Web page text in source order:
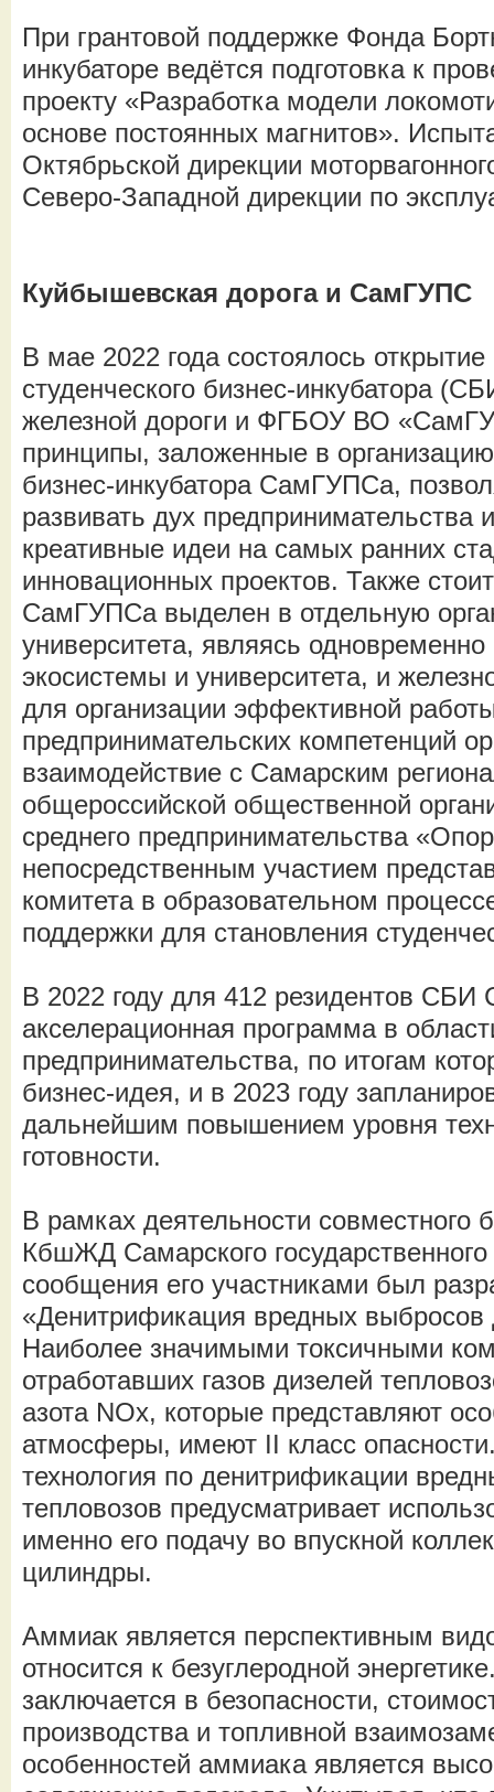
При грантовой поддержке Фонда
инкубаторе ведётся подготовка к
проекту «Разработка модели
основе постоянных магнитов».
Октябрьской дирекции
Северо-Западной дирекции по
Куйбышевская дорога и СамГУПС
В мае 2022 года состоялось открытие
студенческого бизнес-инкубатора
железной дороги и ФГБОУ ВО
принципы, заложенные в
бизнес-инкубатора СамГУПСа,
развивать дух предпринимательства
креативные идеи на самых ранних
инновационных проектов. Также
СамГУПСа выделен в отдельную
университета, являясь
экосистемы и университета, и
для организации эффективной
предпринимательских компетенций
взаимодействие с Самарским
общероссийской общественной
среднего предпринимательства
непосредственным участием
комитета в образовательном
поддержки для становления
В 2022 году для 412 резидентов
акселерационная программа в
предпринимательства, по итогам
бизнес-идея, и в 2023 году
дальнейшим повышением уровня
готовности.
В рамках деятельности совместного
КбшЖД Самарского государственного
сообщения его участниками был
«Денитрификация вредных выбросов
Наиболее значимыми токсичными
отработавших газов дизелей
азота NOx, которые представляют
атмосферы, имеют II класс
технология по денитрификации
тепловозов предусматривает
именно его подачу во впускной
цилиндры.
Аммиак является перспективным
относится к безуглеродной
заключается в безопасности,
производства и топливной
особенностей аммиака является